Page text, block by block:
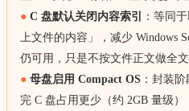
● C 盘默认关闭内容索引
：等同
上文件的内容」，减少 Windows
仍可用，只是不按文件正文做全文
● 母盘启用 Compact OS ：封装
完 C 盘占用更少（约 2GB 量级